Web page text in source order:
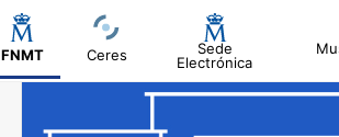
FNMT Ceres
Sede
Electrónica